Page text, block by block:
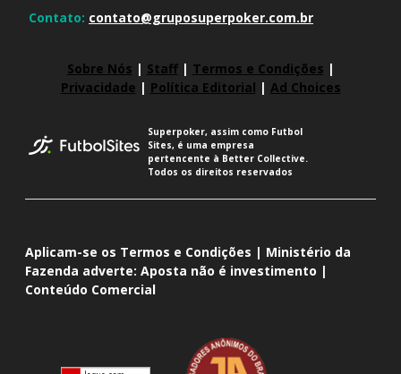
Contato: contato@gruposuperpoker.com.br
Sobre Nós | Staff| Termos e Condições |
Privacidade | Política Editorial | Ad Choices
Superpoker, assim como Futbol
Sites, é uma empresa
pertencente à Better Collective.
Todos os direitos reservados
Aplicam-se os Termos e Condições | Ministério da
Fazenda adverte: Aposta não é investimento |
Conteúdo Comercial